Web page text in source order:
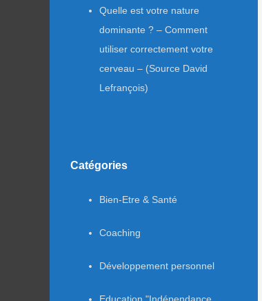
Quelle est votre nature
dominante ? – Comment
utiliser correctement votre
cerveau – (Source David
Lefrançois)
Catégories
Bien-Etre & Santé
Coaching
Développement personnel